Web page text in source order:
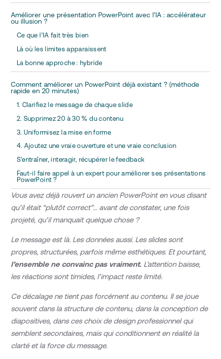
Améliorer une présentation PowerPoint avec l’IA : accélérateur
ou illusion ?
Ce que l’IA fait très bien
Là où les limites apparaissent
La bonne approche : hybride
Comment améliorer un PowerPoint déjà existant ? (méthode
rapide en 20 minutes)
1. Clarifiez le message de chaque slide
2. Supprimez 20 à 30 % du contenu
3. Uniformisez la mise en forme
4. Ajoutez une vraie ouverture et une vraie conclusion
S’entraîner, interagir, récupérer le feedback
Faut-il faire appel à un expert pour améliorer ses présentations
PowerPoint ?
Vous avez déjà rouvert un ancien PowerPoint en vous disant
qu’il était “plutôt correct”… avant de constater, une fois
projeté, qu’il manquait quelque chose ?
Le message est là. Les données aussi. Les slides sont
propres, structurées, parfois même esthétiques. Et pourtant,
l’ensemble ne convainc pas vraiment. L’attention baisse,
les réactions sont timides, l’impact reste limité.
Ce décalage ne tient pas forcément au contenu. Il se joue
souvent dans la structure de contenu, dans la conception de
diapositives, dans ces choix de design professionnel qui
semblent secondaires, mais qui conditionnent en réalité la
clarté et la force du message.